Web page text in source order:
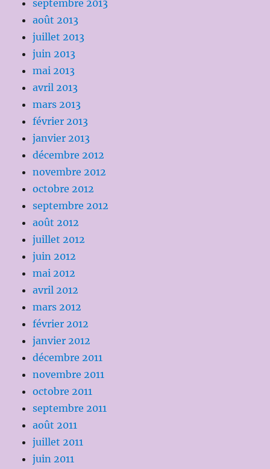
septembre 2013
août 2013
juillet 2013
juin 2013
mai 2013
avril 2013
mars 2013
février 2013
janvier 2013
décembre 2012
novembre 2012
octobre 2012
septembre 2012
août 2012
juillet 2012
juin 2012
mai 2012
avril 2012
mars 2012
février 2012
janvier 2012
décembre 2011
novembre 2011
octobre 2011
septembre 2011
août 2011
juillet 2011
juin 2011